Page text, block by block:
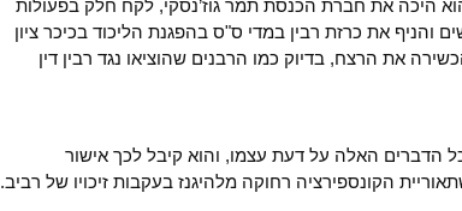
היכה את חברת הכנסת תמר גוז’נסקי, לקח חלק בפעולות
והניף את כרזת רבין במדי ס"ס בהפגנת הליכוד בכיכר ציון
את הרצח, בדיוק כמו הרבנים שהוציאו נגד רבין דין
הדברים האלה על דעת עצמו, והוא קיבל לכך אישור
הקונספירציה רחוקה מלהיגנז בעקבות זיכויו של רביב.